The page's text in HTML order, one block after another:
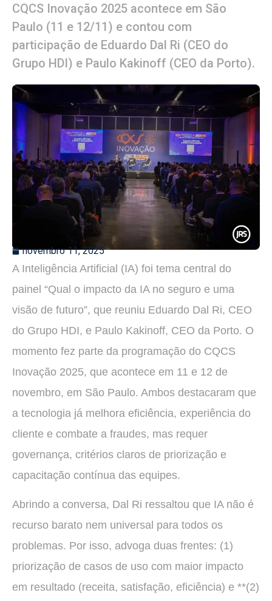
CQCS Inovação 2025 acontece em São
Paulo (11 e 12/11) e contou com
participação de Eduardo Dal Ri (CEO do
Grupo HDI) e Paulo Kakinoff (CEO da Porto).
novembro 11, 2025
A Inteligência Artificial (IA) foi tema central do
painel “Qual o impacto da IA no seguro e uma
visão de futuro”, que reuniu Eduardo Dal Ri, CEO
do Grupo HDI, e Paulo Kakinoff, CEO da Porto. O
momento fez parte da programação do CQCS
Inovação 2025, que acontece em 11 e 12 de
novembro, em São Paulo. Ambos destacaram que
a tecnologia já melhora eficiência, experiência do
cliente e combate a fraudes, mas requer
governança, critérios claros de priorização e
capacitação contínua das equipes.
Abrindo a conversa, Dal Ri ressaltou que IA não é
recurso barato nem universal para todos os
problemas. Por isso, advoga duas frentes: (1)
priorização de casos de uso com maior impacto
em resultado (receita, satisfação, eficiência) e **(2)